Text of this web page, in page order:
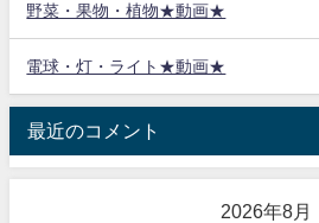
野菜・果物・植物★動画★
電球・灯・ライト★動画★
最近のコメント
2026年8月